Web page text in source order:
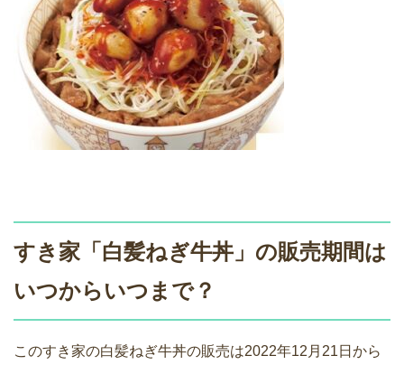
すき家「白髪ねぎ牛丼」の販売期間は
いつからいつまで？
このすき家の白髪ねぎ牛丼の販売は2022年12月21日から